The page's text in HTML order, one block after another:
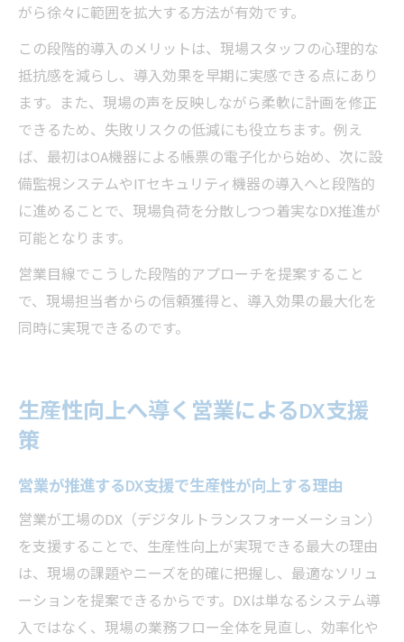
がら徐々に範囲を拡大する方法が有効です。
この段階的導入のメリットは、現場スタッフの心理的な
抵抗感を減らし、導入効果を早期に実感できる点にあり
ます。また、現場の声を反映しながら柔軟に計画を修正
できるため、失敗リスクの低減にも役立ちます。例え
ば、最初はOA機器による帳票の電子化から始め、次に設
備監視システムやITセキュリティ機器の導入へと段階的
に進めることで、現場負荷を分散しつつ着実なDX推進が
可能となります。
営業目線でこうした段階的アプローチを提案すること
で、現場担当者からの信頼獲得と、導入効果の最大化を
同時に実現できるのです。
生産性向上へ導く営業によるDX支援
策
営業が推進するDX支援で生産性が向上する理由
営業が工場のDX（デジタルトランスフォーメーション）
を支援することで、生産性向上が実現できる最大の理由
は、現場の課題やニーズを的確に把握し、最適なソリュ
ーションを提案できるからです。DXは単なるシステム導
入ではなく、現場の業務フロー全体を見直し、効率化や